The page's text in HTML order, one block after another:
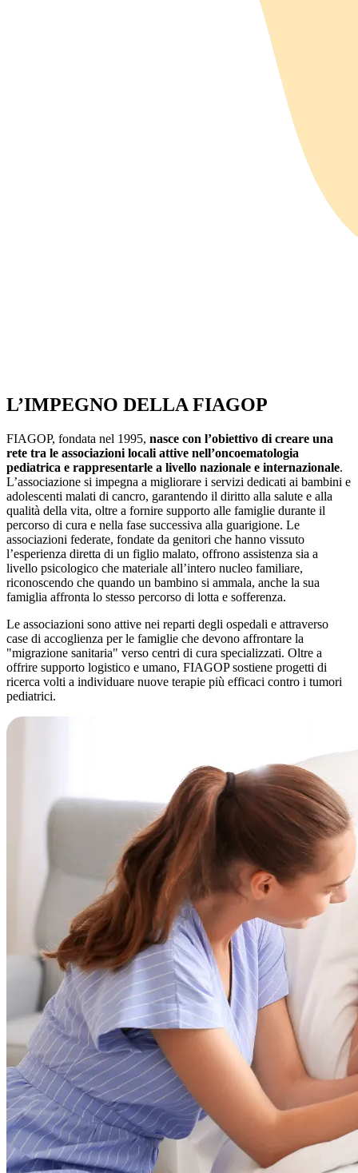
L’IMPEGNO DELLA FIAGOP
FIAGOP, fondata nel 1995, nasce con l’obiettivo di creare una
rete tra le associazioni locali attive nell’oncoematologia
pediatrica e rappresentarle a livello nazionale e internazionale.
L’associazione si impegna a migliorare i servizi dedicati ai bambini e
adolescenti malati di cancro, garantendo il diritto alla salute e alla
qualità della vita, oltre a fornire supporto alle famiglie durante il
percorso di cura e nella fase successiva alla guarigione. Le
associazioni federate, fondate da genitori che hanno vissuto
l’esperienza diretta di un figlio malato, offrono assistenza sia a
livello psicologico che materiale all’intero nucleo familiare,
riconoscendo che quando un bambino si ammala, anche la sua
famiglia affronta lo stesso percorso di lotta e sofferenza.
Le associazioni sono attive nei reparti degli ospedali e attraverso
case di accoglienza per le famiglie che devono affrontare la
"migrazione sanitaria" verso centri di cura specializzati. Oltre a
offrire supporto logistico e umano, FIAGOP sostiene progetti di
ricerca volti a individuare nuove terapie più efficaci contro i tumori
pediatrici.